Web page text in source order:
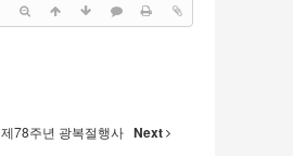
제78주년 광복절행사 Next